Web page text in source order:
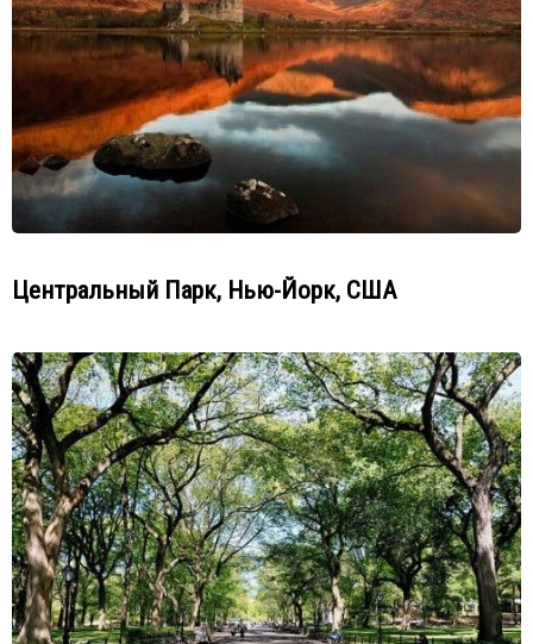
Центральный Парк, Нью-Йорк, США